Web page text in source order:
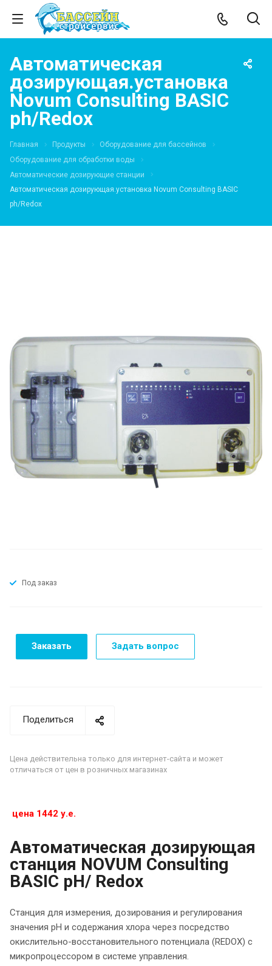
Автоматическая
дозирующая.установка
Novum Consulting BASIC
ph/Redox
Главная Продукты
Оборудование для бассейнов
Оборудование для обработки воды
Автоматические дозирующие станции
Автоматическая дозирующая.установка Novum Consulting BASIC
ph/Redox
Под заказ
Заказать Задать вопрос
Поделиться
Цена действительна только для интернет-сайта и может
отличаться от цен в розничных магазинах
цена 1442 у.е.
Автоматическая дозирующая
станция NOVUM Consulting
BASIC pH/ Redox
Станция для измерения, дозирования и регулирования
значения рН и содержания хлора через посредство
окислительно-восстановительного потенциала (REDOX) с
микропроцессором в системе управления.